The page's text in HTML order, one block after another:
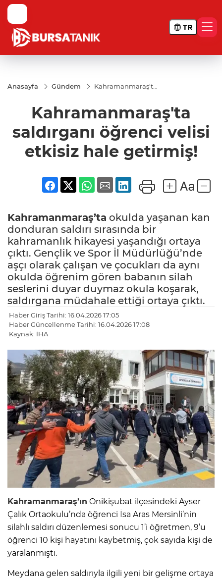
TR
Anasayfa Gündem
Kahramanmaraş'ta
getirmiş!
Kahramanmaraş'ta
saldırganı öğrenci velisi
etkisiz hale getirmiş!
Kahramanmaraş’ta okulda yaşanan kan
donduran saldırı sırasında bir
kahramanlık hikayesi yaşandığı ortaya
çıktı. Gençlik ve Spor İl Müdürlüğü’nde
aşçı olarak çalışan ve çocukları da aynı
okulda öğrenim gören babanın silah
seslerini duyar duymaz okula koşarak,
saldırgana müdahale ettiği ortaya çıktı.
Haber Giriş Tarihi: 16.04.2026 17:05
Haber Güncellenme Tarihi: 16.04.2026 17:08
Kaynak: İHA
Kahramanmaraş’ın Onikişubat ilçesindeki Ayser
Çalık Ortaokulu’nda öğrenci İsa Aras Mersinli’nin
silahlı saldırı düzenlemesi sonucu 1’i öğretmen, 9’u
öğrenci 10 kişi hayatını kaybetmiş, çok sayıda kişi de
yaralanmıştı.
Meydana gelen saldırıyla ilgili yeni bir gelişme ortaya